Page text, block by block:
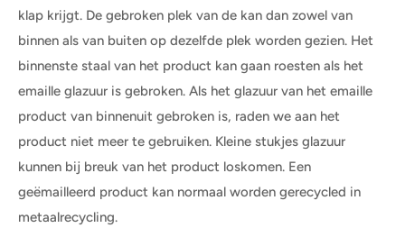
klap krijgt. De gebroken plek van de kan dan zowel van
binnen als van buiten op dezelfde plek worden gezien. Het
binnenste staal van het product kan gaan roesten als het
emaille glazuur is gebroken. Als het glazuur van het emaille
product van binnenuit gebroken is, raden we aan het
product niet meer te gebruiken. Kleine stukjes glazuur
kunnen bij breuk van het product loskomen. Een
geëmailleerd product kan normaal worden gerecycled in
metaalrecycling.